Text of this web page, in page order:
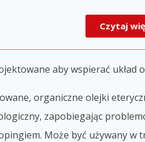
Czytaj
aby wspierać układ
organiczne olejki
zapobiegając
Może być używany w